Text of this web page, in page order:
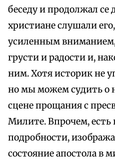
беседу и продолжал ce
христиане слушали
усиленным
грусти и радости и,
ним. Хотя историк не
но мы можем судить о
сцене прощания с
Милите. Впрочем, есть
подробности,
состояние апостола